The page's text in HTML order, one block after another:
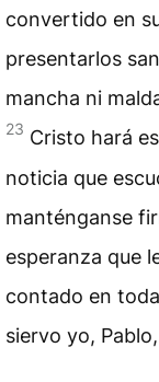
convertido en
presentarlos
mancha ni
23 Cristo hará
noticia que
manténganse
esperanza que
contado en
siervo yo,